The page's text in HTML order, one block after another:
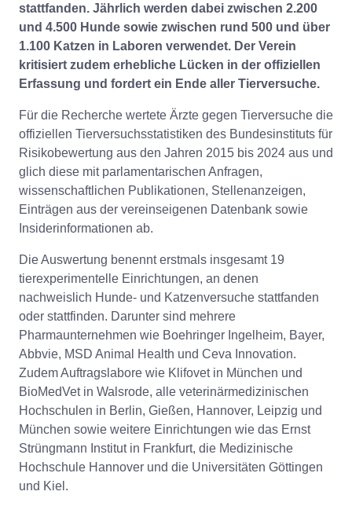
stattfanden. Jährlich werden dabei zwischen 2.200
und 4.500 Hunde sowie zwischen rund 500 und über
1.100 Katzen in Laboren verwendet. Der Verein
kritisiert zudem erhebliche Lücken in der offiziellen
Erfassung und fordert ein Ende aller Tierversuche.
Für die Recherche wertete Ärzte gegen Tierversuche die
offiziellen Tierversuchsstatistiken des Bundesinstituts für
Risikobewertung aus den Jahren 2015 bis 2024 aus und
glich diese mit parlamentarischen Anfragen,
wissenschaftlichen Publikationen, Stellenanzeigen,
Einträgen aus der vereinseigenen Datenbank sowie
Insiderinformationen ab.
Die Auswertung benennt erstmals insgesamt 19
tierexperimentelle Einrichtungen, an denen
nachweislich Hunde- und Katzenversuche stattfanden
oder stattfinden. Darunter sind mehrere
Pharmaunternehmen wie Boehringer Ingelheim, Bayer,
Abbvie, MSD Animal Health und Ceva Innovation.
Zudem Auftragslabore wie Klifovet in München und
BioMedVet in Walsrode, alle veterinärmedizinischen
Hochschulen in Berlin, Gießen, Hannover, Leipzig und
München sowie weitere Einrichtungen wie das Ernst
Strüngmann Institut in Frankfurt, die Medizinische
Hochschule Hannover und die Universitäten Göttingen
und Kiel.